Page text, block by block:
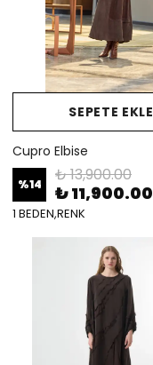
SEPETE EKLE
Cupro Elbise
%14 ₺ 13,900.00
₺ 11,900.00
1 BEDEN,RENK